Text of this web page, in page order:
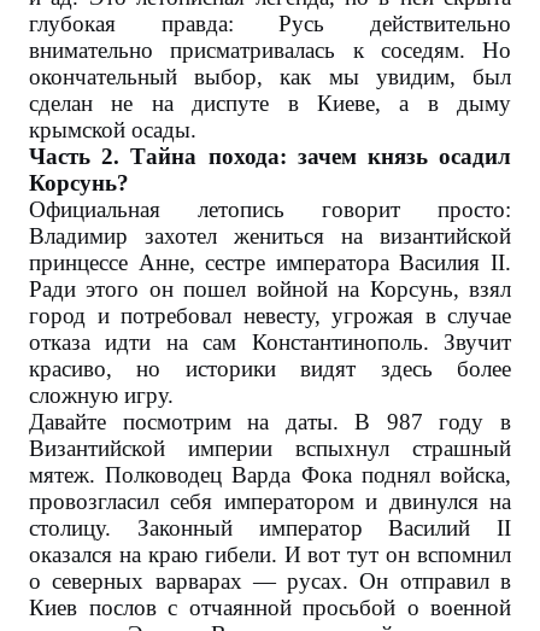
глубокая правда: Русь действительно
внимательно присматривалась к соседям. Но
окончательный выбор, как мы увидим, был
сделан не на диспуте в Киеве, а в дыму
крымской осады.
Часть 2. Тайна похода: зачем князь осадил
Корсунь?
Официальная летопись говорит просто:
Владимир захотел жениться на византийской
принцессе Анне, сестре императора Василия II.
Ради этого он пошел войной на Корсунь, взял
город и потребовал невесту, угрожая в случае
отказа идти на сам Константинополь. Звучит
красиво, но историки видят здесь более
сложную игру.
Давайте посмотрим на даты. В 987 году в
Византийской империи вспыхнул страшный
мятеж. Полководец Варда Фока поднял войска,
провозгласил себя императором и двинулся на
столицу. Законный император Василий II
оказался на краю гибели. И вот тут он вспомнил
о северных варварах — русах. Он отправил в
Киев послов с отчаянной просьбой о военной